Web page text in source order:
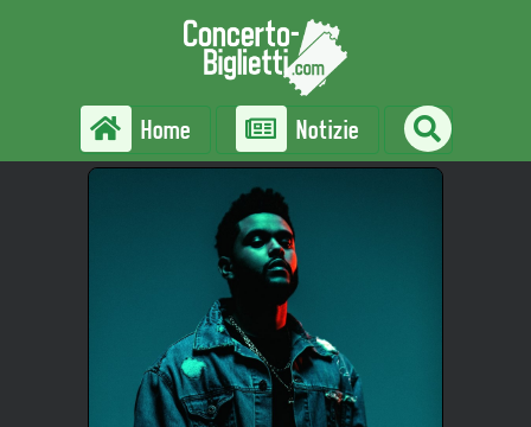
Home Notizie